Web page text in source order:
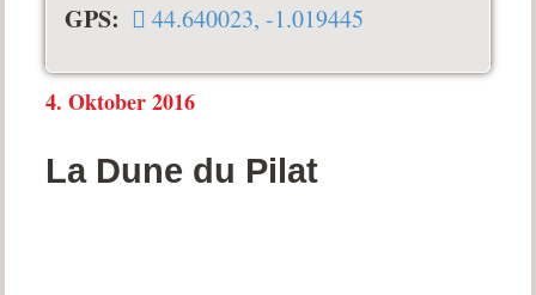
GPS: 44.640023, -1.019445
4. Oktober 2016
La Dune du Pilat